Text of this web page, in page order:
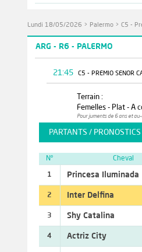
Lundi 18/05/2026 > Palermo > C5 -
ARG - R6 - PALERMO
21:45 C5 - PREMIO SENOR
Terrain :
Femelles - Plat - A
Pour juments de 6 ans et
PARTANTS / PRONOSTICS
N° Cheval
1 Princesa Iluminada
2 Inter Delfina
3 Shy Catalina
4 Actriz City